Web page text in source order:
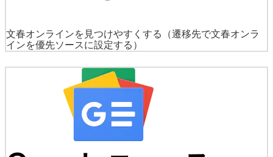
文春オンラインを見つけやすくする
（遷移先で文春オンラ
インを優先ソースに設定する）